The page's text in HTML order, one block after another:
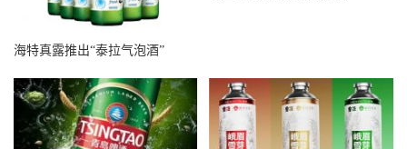
海特真露推出“泰拉气泡酒”